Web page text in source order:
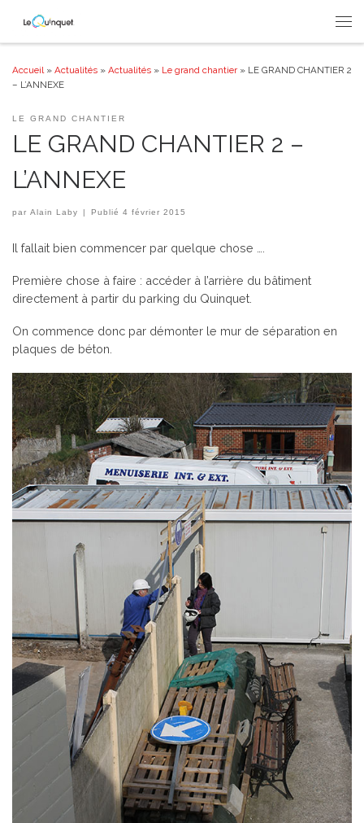
Passer au contenu
Accueil » Actualités » Actualités » Le grand chantier » LE GRAND CHANTIER 2
– L’ANNEXE
LE GRAND CHANTIER
LE GRAND CHANTIER 2 –
L’ANNEXE
par Alain Laby Publié4 février 2015
Il fallait bien commencer par quelque chose ….
Première chose à faire : accéder à l’arrière du bâtiment
directement à partir du parking du Quinquet.
On commence donc par démonter le mur de séparation en
plaques de béton.